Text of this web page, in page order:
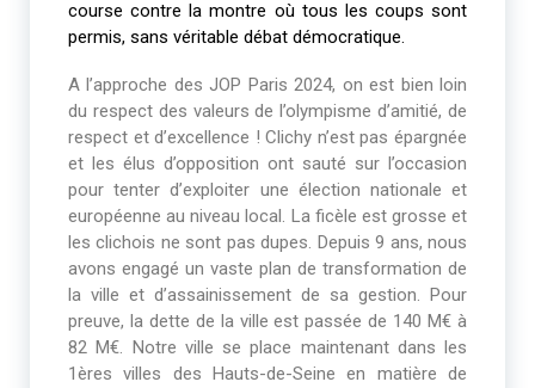
course contre la montre où tous les coups sont
permis, sans véritable débat démocratique.
A l’approche des JOP Paris 2024, on est bien loin
du respect des valeurs de l’olympisme d’amitié, de
respect et d’excellence ! Clichy n’est pas épargnée
et les élus d’opposition ont sauté sur l’occasion
pour tenter d’exploiter une élection nationale et
européenne au niveau local. La ficèle est grosse et
les clichois ne sont pas dupes. Depuis 9 ans, nous
avons engagé un vaste plan de transformation de
la ville et d’assainissement de sa gestion. Pour
preuve, la dette de la ville est passée de 140 M€ à
82 M€. Notre ville se place maintenant dans les
1ères villes des Hauts-de-Seine en matière de